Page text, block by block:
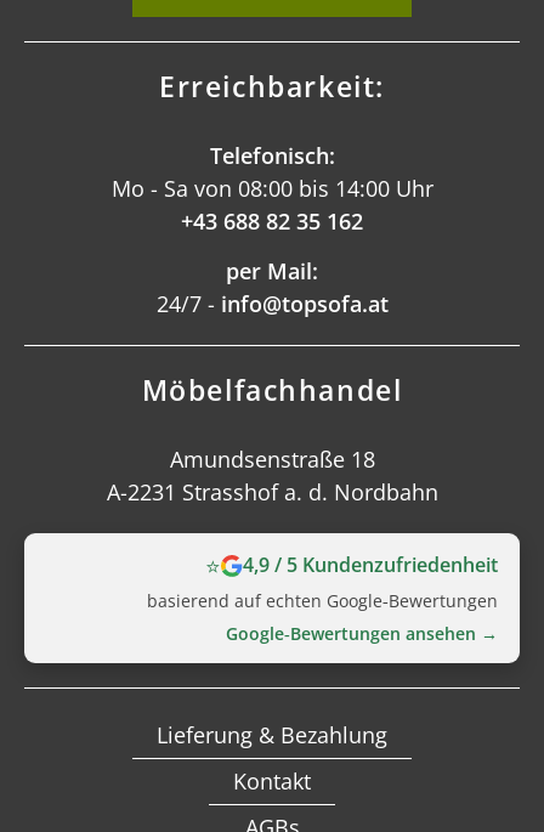
Erreichbarkeit:
Telefonisch:
Mo - Sa von 08:00 bis 14:00 Uhr
+43 688 82 35 162
per Mail:
24/7 - info@topsofa.at
Möbelfachhandel
Amundsenstraße 18
A-2231 Strasshof a. d. Nordbahn
⭐ 4,9 / 5 Kundenzufriedenheit
basierend auf echten Google‑Bewertungen
Google‑Bewertungen ansehen →
Lieferung & Bezahlung
Kontakt